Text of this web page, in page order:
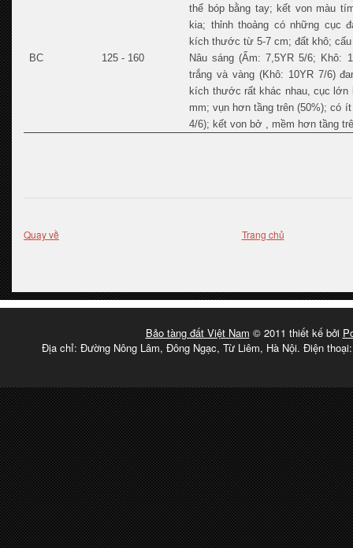
thể bóp bằng tay; kết von màu
kia; thỉnh thoảng có những cục
kích thước từ 5-7 cm; đất khô;
BC
125 - 160
Nâu sáng (Ẩm: 7,5YR 5/6; Khô:
trắng và vàng (Khô: 10YR 7/6)
kích thước rất khác nhau, cục lớn
mm; vụn hơn tầng trên (50%); có
4/6); kết von bở , mềm hơn tầng
Quay về Trang chủ
Bảo tàng đất Việt Nam © 2011 thiết kế bởi
Địa chỉ: Đường Nông Lâm, Đông Ngạc, Từ Liêm, Hà Nội. Điện